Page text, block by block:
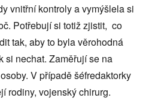
vnitřní kontroly a vymýšlela si
Potřebují si totiž zjistit, co
tak, aby to byla věrohodná
si nechat. Zaměřují se na
V případě šéfredaktorky
rodiny, vojenský chirurg.